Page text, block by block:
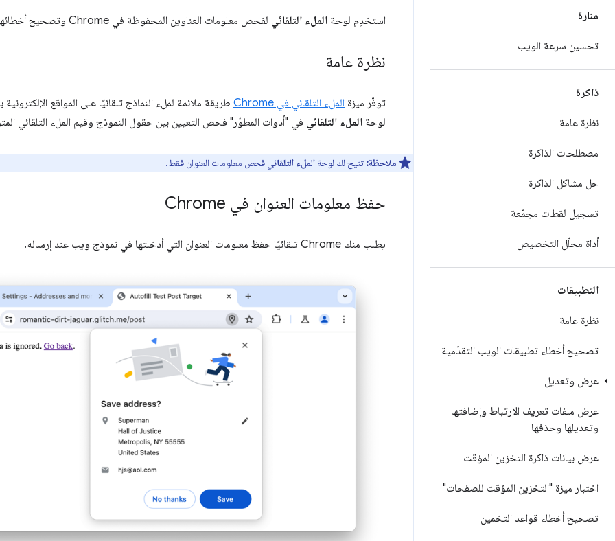
منارة
تحسين سرعة الويب
ذاكرة
نظرة عامة
مصطلحات الذاكرة
حل مشاكل الذاكرة
تسجيل لقطات مجمّعة
أداة محلّل التخصيص
التطبيقات
نظرة عامة
تصحيح أخطاء تطبيقات الويب التقدّمية
عرض وتعديل
عرض ملفات تعريف الارتباط وإضافتها
وتعديلها وحذفها
عرض بيانات ذاكرة التخزين المؤقت
اختبار ميزة "التخزين المؤقت للصفحات"
تصحيح أخطاء قواعد التخمين
استخدِم لوحة الملء التلقائي لفحص معلومات العناوين المحفوظة في Chrome وتصحيح أخطائها.
نظرة عامة
توفّر ميزة الملء التلقائي في Chrome
طريقة ملائمة لملء النماذج تلقائيًا على المواقع
لوحة الملء التلقائي في "أدوات المطوّر" فحص التعيين بين حقول النموذج وقيم الملء التلقائي
ملاحظة: تتيح لك لوحة الملء التلقائي فحص معلومات العنوان فقط.
حفظ معلومات العنوان في Chrome
يطلب منك Chrome تلقائيًا حفظ معلومات العنوان التي أدخلتها في نموذج ويب عند إرساله.